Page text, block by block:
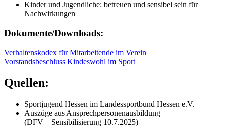
Kinder und Jugendliche: betreuen und sensibel sein für
Nachwirkungen
Dokumente/Downloads:
Verhaltenskodex für Mitarbeitende im Verein
Vorstandsbeschluss Kindeswohl im Sport
Quellen:
Sportjugend Hessen im Landessportbund Hessen e.V.
Auszüge aus Ansprechpersonenausbildung
(DFV – Sensibilisierung 10.7.2025)